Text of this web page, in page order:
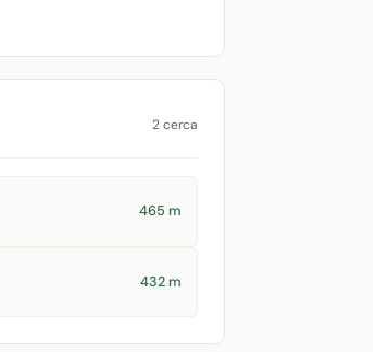
2 cerca
465 m
432 m